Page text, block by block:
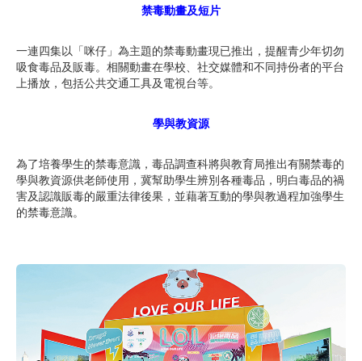
禁毒動畫及短片
一連四集以「咪仔」為主題的禁毒動畫現已推出，提醒青少年切勿
吸食毒品及販毒。相關動畫在學校、社交媒體和不同持份者的平台
上播放，包括公共交通工具及電視台等。
學與教資源
為了培養學生的禁毒意識，毒品調查科將與教育局推出有關禁毒的
學與教資源供老師使用，冀幫助學生辨別各種毒品，明白毒品的禍
害及認識販毒的嚴重法律後果，並藉著互動的學與教過程加強學生
的禁毒意識。